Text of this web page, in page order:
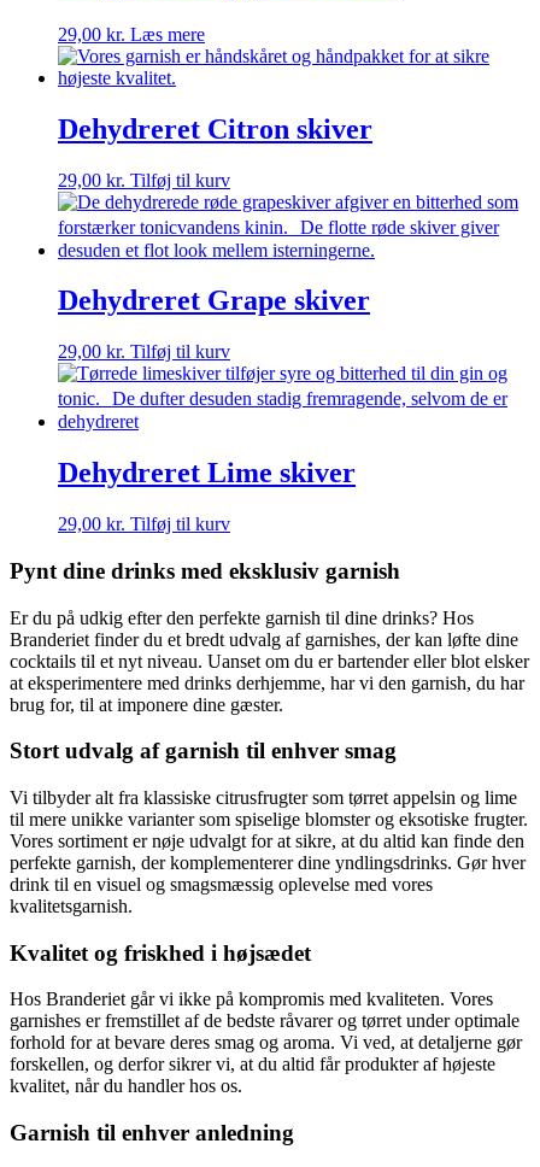
29,00 kr. Læs mere
Dehydreret Citron skiver
29,00 kr. Tilføj til kurv
Dehydreret Grape skiver
29,00 kr. Tilføj til kurv
Dehydreret Lime skiver
29,00 kr. Tilføj til kurv
Pynt dine drinks med eksklusiv garnish
Er du på udkig efter den perfekte garnish til dine drinks? Hos
Branderiet finder du et bredt udvalg af garnishes, der kan løfte dine
cocktails til et nyt niveau. Uanset om du er bartender eller blot elsker
at eksperimentere med drinks derhjemme, har vi den garnish, du har
brug for, til at imponere dine gæster.
Stort udvalg af garnish til enhver smag
Vi tilbyder alt fra klassiske citrusfrugter som tørret appelsin og lime
til mere unikke varianter som spiselige blomster og eksotiske frugter.
Vores sortiment er nøje udvalgt for at sikre, at du altid kan finde den
perfekte garnish, der komplementerer dine yndlingsdrinks. Gør hver
drink til en visuel og smagsmæssig oplevelse med vores
kvalitetsgarnish.
Kvalitet og friskhed i højsædet
Hos Branderiet går vi ikke på kompromis med kvaliteten. Vores
garnishes er fremstillet af de bedste råvarer og tørret under optimale
forhold for at bevare deres smag og aroma. Vi ved, at detaljerne gør
forskellen, og derfor sikrer vi, at du altid får produkter af højeste
kvalitet, når du handler hos os.
Garnish til enhver anledning